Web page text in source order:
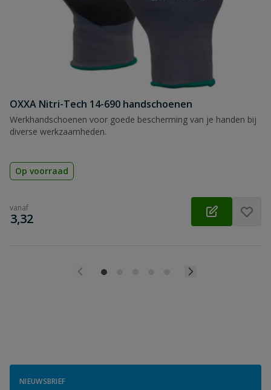
OXXA Nitri-Tech 14-690 handschoenen
Werkhandschoenen voor goede bescherming van je handen bij
diverse werkzaamheden.
Op voorraad
vanaf
€
3,32
NIEUWSBRIEF